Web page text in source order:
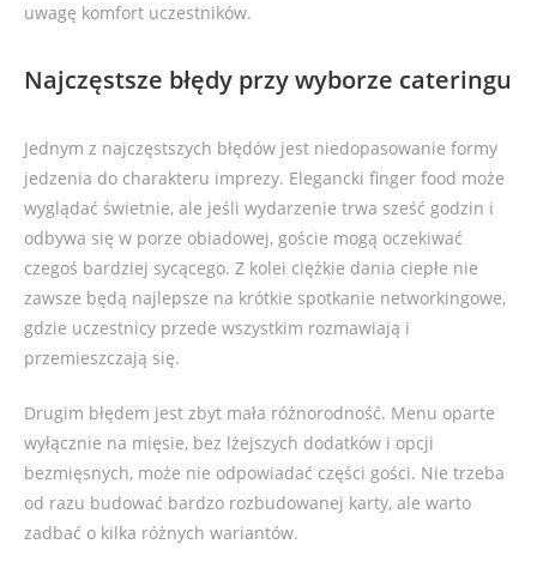
uwagę komfort uczestników.
Najczęstsze błędy przy wyborze cateringu
Jednym z najczęstszych błędów jest niedopasowanie formy
jedzenia do charakteru imprezy. Elegancki finger food może
wyglądać świetnie, ale jeśli wydarzenie trwa sześć godzin i
odbywa się w porze obiadowej, goście mogą oczekiwać
czegoś bardziej sycącego. Z kolei ciężkie dania ciepłe nie
zawsze będą najlepsze na krótkie spotkanie networkingowe,
gdzie uczestnicy przede wszystkim rozmawiają i
przemieszczają się.
Drugim błędem jest zbyt mała różnorodność. Menu oparte
wyłącznie na mięsie, bez lżejszych dodatków i opcji
bezmięsnych, może nie odpowiadać części gości. Nie trzeba
od razu budować bardzo rozbudowanej karty, ale warto
zadbać o kilka różnych wariantów.